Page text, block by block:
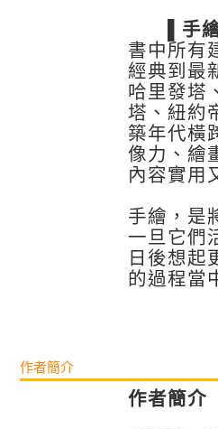
▌手繪
書中所有
經典到最
哈里發塔
塔、紐約
築年代橫
像力、繪
內容實用
手繪，是
一旦它們
日後想起
的過程當
作者簡介
作者簡介